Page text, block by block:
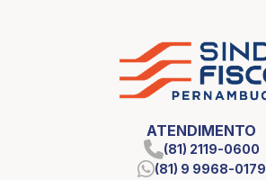
ATENDIMENTO
(81) 2119-0600
(81) 9 9968-0179